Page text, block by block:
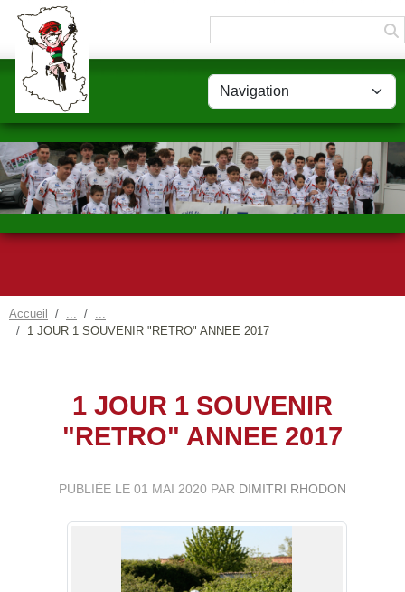
Accueil
1 JOUR 1 SOUVENIR "RETRO" ANNEE 2017
1 JOUR 1 SOUVENIR
"RETRO" ANNEE 2017
PUBLIÉE LE 01 MAI 2020 PAR DIMITRI RHODON
Panneau de gestion des cookies